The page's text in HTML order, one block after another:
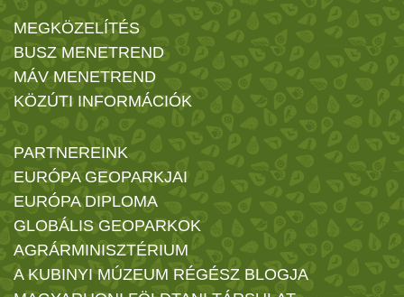
MEGKÖZELÍTÉS
BUSZ MENETREND
MÁV MENETREND
KÖZÚTI INFORMÁCIÓK
PARTNEREINK
EURÓPA GEOPARKJAI
EURÓPA DIPLOMA
GLOBÁLIS GEOPARKOK
AGRÁRMINISZTÉRIUM
A KUBINYI MÚZEUM RÉGÉSZ BLOGJA